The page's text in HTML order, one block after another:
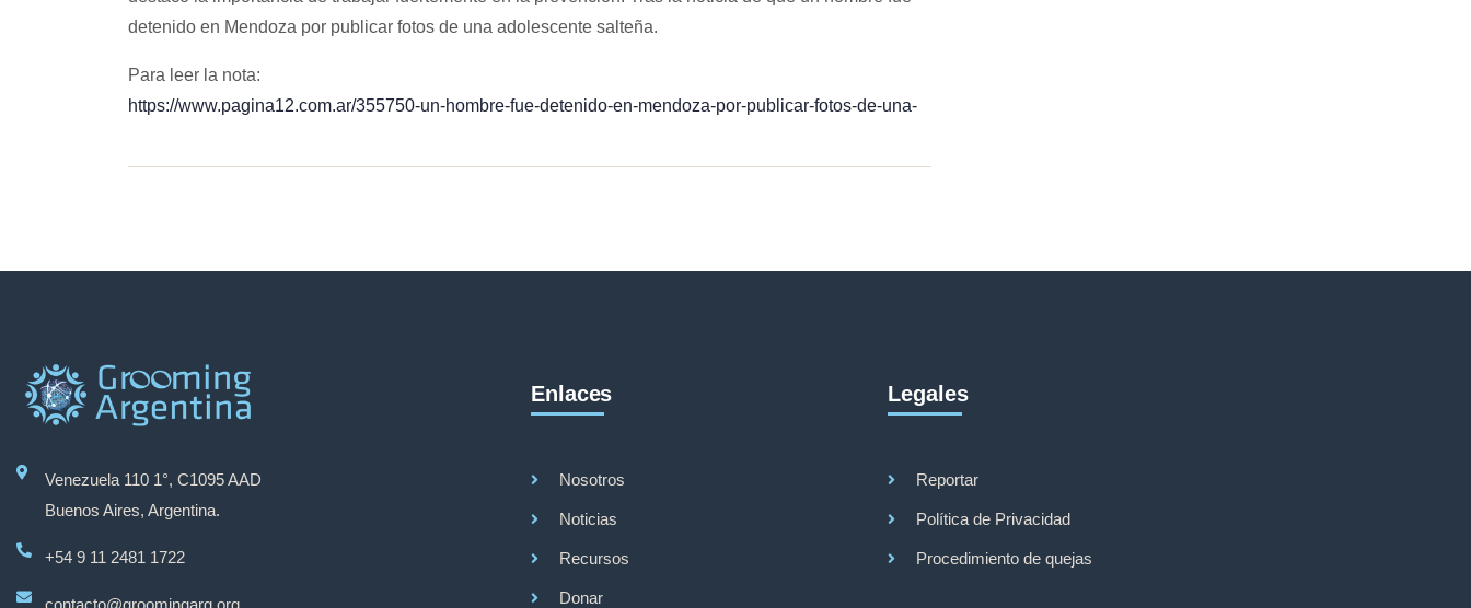
detenido en Mendoza por publicar fotos de una adolescente salteña.
Para leer la nota:
https://www.pagina12.com.ar/355750-un-hombre-fue-detenido-en-mendoza-por-publicar-fotos-de-una-
Venezuela 110 1°, C1095 AAD
Buenos Aires, Argentina.
+54 9 11 2481 1722
Enlaces
Nosotros
Noticias
Recursos
Donar
Legales
Reportar
Política de Privacidad
Procedimiento de quejas